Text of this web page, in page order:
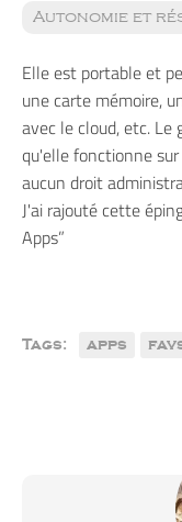
Autonomie et
Elle est portable et
une carte mémoire,
avec le cloud, etc.
qu'elle fonctionne
aucun droit
J'ai rajouté cette
Apps”
Tags: apps